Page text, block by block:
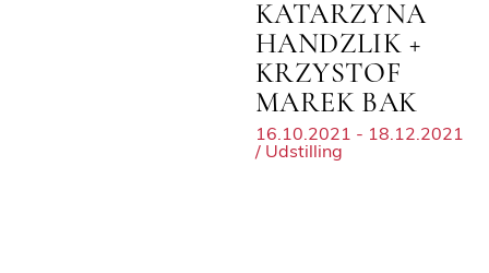
KATARZYNA
HANDZLIK +
KRZYSTOF
MAREK BAK
16.10.2021 - 18.12.2021
/ Udstilling